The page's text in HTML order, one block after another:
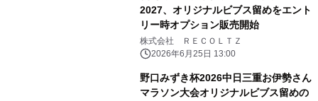
2027、オリジナルビブス留めをエント
リー時オプション販売開始
株式会社 ＲＥＣＯＬＴＺ
2026年6月25日 13:00
野口みずき杯2026中日三重お伊勢さん
マラソン大会オリジナルビブス留めの